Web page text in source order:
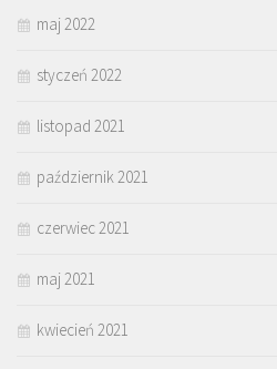
maj 2022
styczeń 2022
listopad 2021
październik 2021
czerwiec 2021
maj 2021
kwiecień 2021